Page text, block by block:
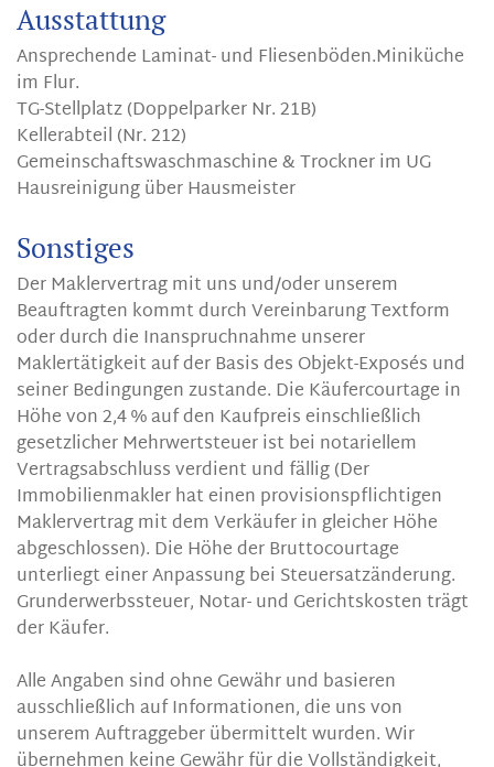
Ausstattung
Ansprechende Laminat- und Fliesenböden.Miniküche
im Flur.
TG-Stellplatz (Doppelparker Nr. 21B)
Kellerabteil (Nr. 212)
Gemeinschaftswaschmaschine & Trockner im UG
Hausreinigung über Hausmeister
Sonstiges
Der Maklervertrag mit uns und/oder unserem
Beauftragten kommt durch Vereinbarung Textform
oder durch die Inanspruchnahme unserer
Maklertätigkeit auf der Basis des Objekt-Exposés und
seiner Bedingungen zustande. Die Käufercourtage in
Höhe von 2,4 % auf den Kaufpreis einschließlich
gesetzlicher Mehrwertsteuer ist bei notariellem
Vertragsabschluss verdient und fällig (Der
Immobilienmakler hat einen provisionspflichtigen
Maklervertrag mit dem Verkäufer in gleicher Höhe
abgeschlossen). Die Höhe der Bruttocourtage
unterliegt einer Anpassung bei Steuersatzänderung.
Grunderwerbssteuer, Notar- und Gerichtskosten trägt
der Käufer.
Alle Angaben sind ohne Gewähr und basieren
ausschließlich auf Informationen, die uns von
unserem Auftraggeber übermittelt wurden. Wir